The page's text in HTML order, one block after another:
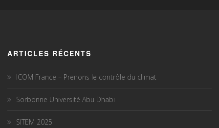
ARTICLES RÉCENTS
ICOM France – Prenons le contrôle du climat
Sorbonne Université Abu Dhabi
SITEM 2025